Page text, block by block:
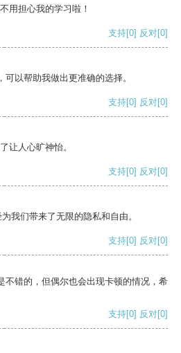
用担心我的学习啦！
支持[0] 反对[0]
以帮助我做出更准确的选择。
支持[0] 反对[0]
让人心旷神怡。
支持[0] 反对[0]
我们带来了无限的隐私和自由。
支持[0] 反对[0]
不错的，但偶尔也会出现卡顿的情况，希
支持[0] 反对[0]